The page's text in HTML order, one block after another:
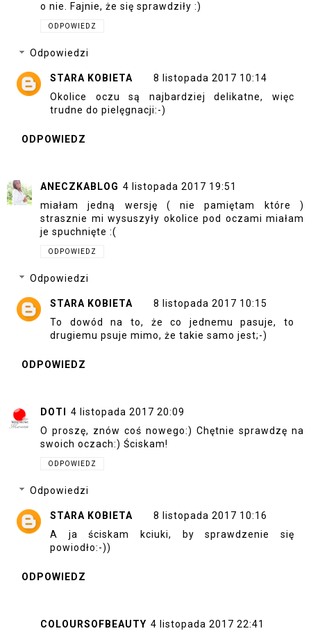
o nie. Fajnie, że się sprawdziły :)
ODPOWIEDZ
Odpowiedzi
STARA KOBIETA
8 listopada 2017 10:14
Okolice oczu są najbardziej delikatne, więc
trudne do pielęgnacji:-)
ODPOWIEDZ
ANECZKABLOG 4 listopada 2017 19:51
miałam jedną wersję ( nie pamiętam które )
strasznie mi wysuszyły okolice pod oczami miałam
je spuchnięte :(
ODPOWIEDZ
Odpowiedzi
STARA KOBIETA
8 listopada 2017 10:15
To dowód na to, że co jednemu pasuje, to
drugiemu psuje mimo, że takie samo jest;-)
ODPOWIEDZ
DOTI
4 listopada 2017 20:09
O proszę, znów coś nowego:) Chętnie sprawdzę na
swoich oczach:) Ściskam!
ODPOWIEDZ
Odpowiedzi
STARA KOBIETA
8 listopada 2017 10:16
A ja ściskam kciuki, by sprawdzenie się
powiodło:-))
ODPOWIEDZ
COLOURSOFBEAUTY 4 listopada 2017 22:41